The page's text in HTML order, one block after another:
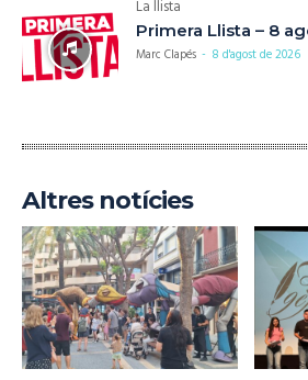
La llista
Primera Llista – 8
Marc Clapés - 8 d'agost de 2026
Altres notícies